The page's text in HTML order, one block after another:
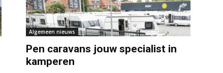
Algemeen nieuws
Pen caravans jouw specialist in
kamperen